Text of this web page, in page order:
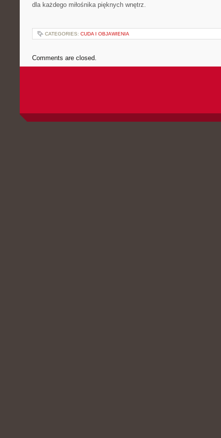
dla każdego miłośnika pięknych wnętrz.
CATEGORIES: CUDA I OBJAWIENIA
Comments are closed.